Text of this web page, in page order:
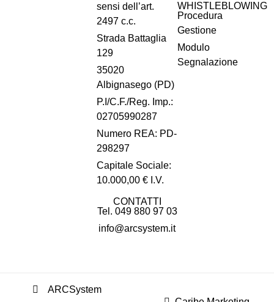
sensi dell’art.
2497 c.c.
Strada Battaglia
129
35020
Albignasego (PD)
P.I/C.F./Reg. Imp.:
02705990287
Numero REA: PD-
298297
Capitale Sociale:
10.000,00 € I.V.
CONTATTI
Tel. 049 880 97 03
info@arcsystem.it
WHISTLEBLOWING
Procedura
Gestione
Modulo
Segnalazione
ARCSystem